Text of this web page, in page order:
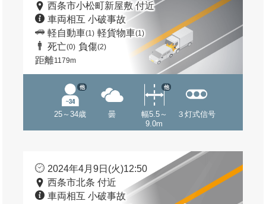
西条市小松町新屋敷 付近
車両相互 小破事故
軽自動車(1) 軽貨物車(1)
死亡(0) 負傷(2)
距離1179m
25～34歳
他
曇
幅5.5～
9.0m
他
３灯式信号
2024年4月9日(火)12:50
西条市北条 付近
車両相互 小破事故